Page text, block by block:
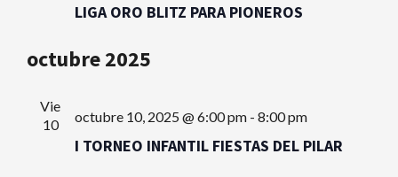
LIGA ORO BLITZ PARA PIONEROS
octubre 2025
Vie
10
I TORNEO INFANTIL FIESTAS DEL PILAR
octubre 10, 2025 @ 6:00 pm- 8:00 pm